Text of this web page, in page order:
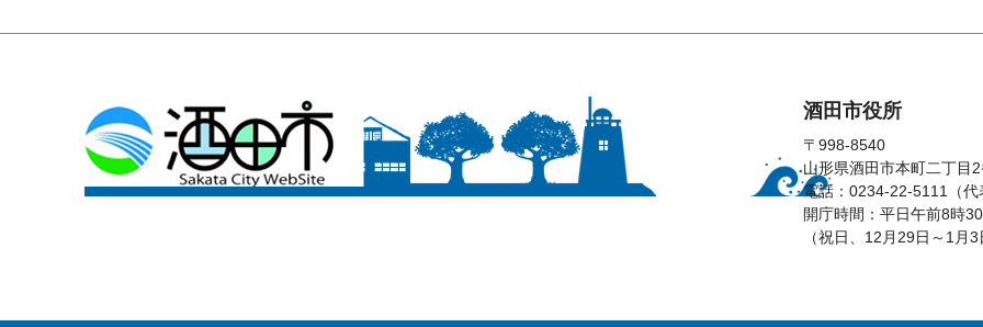
酒田市役所
〒998-8540
山形県酒田市本町二丁目
電話：0234-22-5111（代
開庁時間：平日午前8時
（祝日、12月29日～1月3